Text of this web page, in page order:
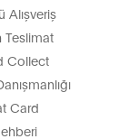
Alışveriş
Teslimat
Collect
Card